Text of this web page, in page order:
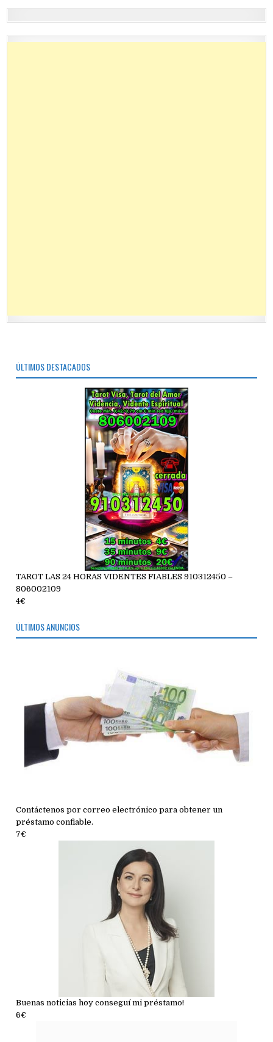
ÚLTIMOS DESTACADOS
TAROT LAS 24 HORAS VIDENTES FIABLES 910312450 –
806002109
4€
ÚLTIMOS ANUNCIOS
Contáctenos por correo electrónico para obtener un
préstamo confiable.
7€
Buenas noticias hoy conseguí mi préstamo!
6€